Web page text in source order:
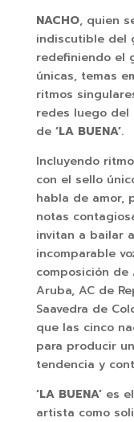
NACHO, quien
indiscutible del
redefiniendo el
únicas, temas
ritmos
redes luego del
de ‘LA BUENA’.
Incluyendo
con el sello
habla de amor,
notas
invitan a bailar
incomparable
composición de
Aruba, AC de
Saavedra de
que las cinco
para producir
tendencia y
‘LA BUENA’es
artista como